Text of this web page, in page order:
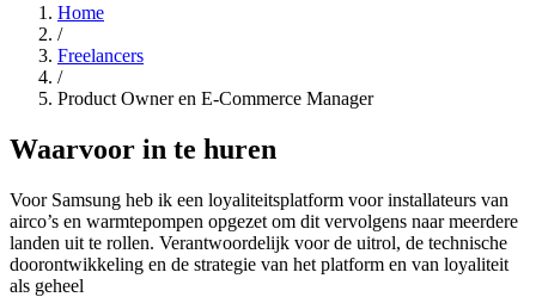
Home
/
Freelancers
/
Product Owner en E-Commerce Manager
Waarvoor in te huren
Voor Samsung heb ik een loyaliteitsplatform voor installateurs van
airco’s en warmtepompen opgezet om dit vervolgens naar meerdere
landen uit te rollen. Verantwoordelijk voor de uitrol, de technische
doorontwikkeling en de strategie van het platform en van loyaliteit
als geheel